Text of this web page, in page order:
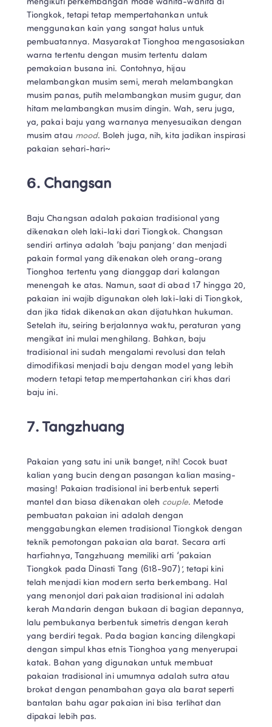
mengikuti perkembangan mode wanita-wanita di
Tiongkok, tetapi tetap mempertahankan untuk
menggunakan kain yang sangat halus untuk
pembuatannya. Masyarakat Tionghoa mengasosiakan
warna tertentu dengan musim tertentu dalam
pemakaian busana ini. Contohnya, hijau
melambangkan musim semi, merah melambangkan
musim panas, putih melambangkan musim gugur, dan
hitam melambangkan musim dingin. Wah, seru juga,
ya, pakai baju yang warnanya menyesuaikan dengan
musim atau mood. Boleh juga, nih, kita jadikan inspirasi
pakaian sehari-hari~
6. Changsan
Baju Changsan adalah pakaian tradisional yang
dikenakan oleh laki-laki dari Tiongkok. Changsan
sendiri artinya adalah ‘baju panjang’ dan menjadi
pakain formal yang dikenakan oleh orang-orang
Tionghoa tertentu yang dianggap dari kalangan
menengah ke atas. Namun, saat di abad 17 hingga 20,
pakaian ini wajib digunakan oleh laki-laki di Tiongkok,
dan jika tidak dikenakan akan dijatuhkan hukuman.
Setelah itu, seiring berjalannya waktu, peraturan yang
mengikat ini mulai menghilang. Bahkan, baju
tradisional ini sudah mengalami revolusi dan telah
dimodifikasi menjadi baju dengan model yang lebih
modern tetapi tetap mempertahankan ciri khas dari
baju ini.
7. Tangzhuang
Pakaian yang satu ini unik banget, nih! Cocok buat
kalian yang bucin dengan pasangan kalian masing-
masing! Pakaian tradisional ini berbentuk seperti
mantel dan biasa dikenakan oleh couple. Metode
pembuatan pakaian ini adalah dengan
menggabungkan elemen tradisional Tiongkok dengan
teknik pemotongan pakaian ala barat. Secara arti
harfiahnya, Tangzhuang memiliki arti ‘pakaian
Tiongkok pada Dinasti Tang (618-907)’, tetapi kini
telah menjadi kian modern serta berkembang. Hal
yang menonjol dari pakaian tradisional ini adalah
kerah Mandarin dengan bukaan di bagian depannya,
lalu pembukanya berbentuk simetris dengan kerah
yang berdiri tegak. Pada bagian kancing dilengkapi
dengan simpul khas etnis Tionghoa yang menyerupai
katak. Bahan yang digunakan untuk membuat
pakaian tradisional ini umumnya adalah sutra atau
brokat dengan penambahan gaya ala barat seperti
bantalan bahu agar pakaian ini bisa terlihat dan
dipakai lebih pas.